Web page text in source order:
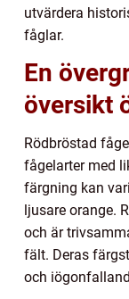
utvärdera
fåglar.
En
översikt
Rödbröstad
fågelarter med
färgning kan
ljusare orange.
och är
fält. Deras
och